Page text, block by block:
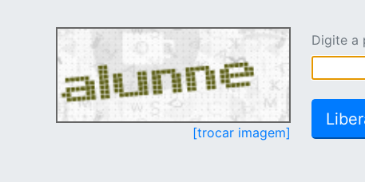
[trocar imagem]
Digite a